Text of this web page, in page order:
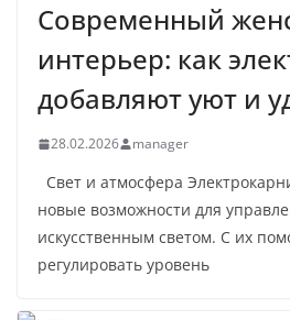
Современный
интерьер: как
добавляют уют и
28.02.2026 manager
Свет и атмосфера
новые возможности для
искусственным светом. С их
регулировать уровень